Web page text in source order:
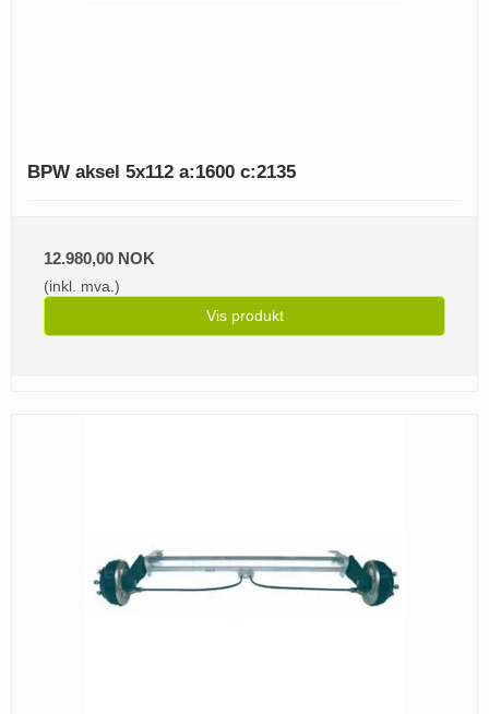
BPW aksel 5x112 a:1600 c:2135
12.980,00 NOK
(inkl. mva.)
Vis produkt